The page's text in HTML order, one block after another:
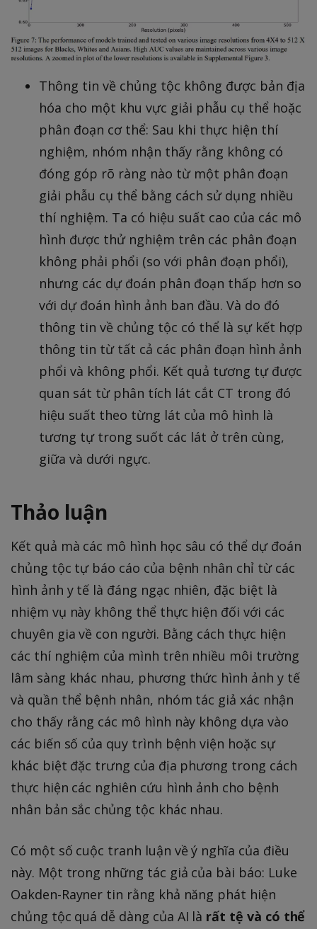
Thông tin về chủng tộc không được bản địa
hóa cho một khu vực giải phẫu cụ thể hoặc
phân đoạn cơ thể: Sau khi thực hiện thí
nghiệm, nhóm nhận thấy rằng không có
đóng góp rõ ràng nào từ một phân đoạn
giải phẫu cụ thể bằng cách sử dụng nhiều
thí nghiệm. Ta có hiệu suất cao của các mô
hình được thử nghiệm trên các phân đoạn
không phải phổi (so với phân đoạn phổi),
nhưng các dự đoán phân đoạn thấp hơn so
với dự đoán hình ảnh ban đầu. Và do đó
thông tin về chủng tộc có thể là sự kết hợp
thông tin từ tất cả các phân đoạn hình ảnh
phổi và không phổi. Kết quả tương tự được
quan sát từ phân tích lát cắt CT trong đó
hiệu suất theo từng lát của mô hình là
tương tự trong suốt các lát ở trên cùng,
giữa và dưới ngực.
Thảo luận
Kết quả mà các mô hình học sâu có thể dự đoán
chủng tộc tự báo cáo của bệnh nhân chỉ từ các
hình ảnh y tế là đáng ngạc nhiên, đặc biệt là
nhiệm vụ này không thể thực hiện đối với các
chuyên gia về con người. Bằng cách thực hiện
các thí nghiệm của mình trên nhiều môi trường
lâm sàng khác nhau, phương thức hình ảnh y tế
và quần thể bệnh nhân, nhóm tác giả xác nhận
cho thấy rằng các mô hình này không dựa vào
các biến số của quy trình bệnh viện hoặc sự
khác biệt đặc trưng của địa phương trong cách
thực hiện các nghiên cứu hình ảnh cho bệnh
nhân bản sắc chủng tộc khác nhau.
Có một số cuộc tranh luận về ý nghĩa của điều
này. Một trong những tác giả của bài báo: Luke
Oakden-Rayner tin rằng khả năng phát hiện
chủng tộc quá dễ dàng của AI là rất tệ và có thể